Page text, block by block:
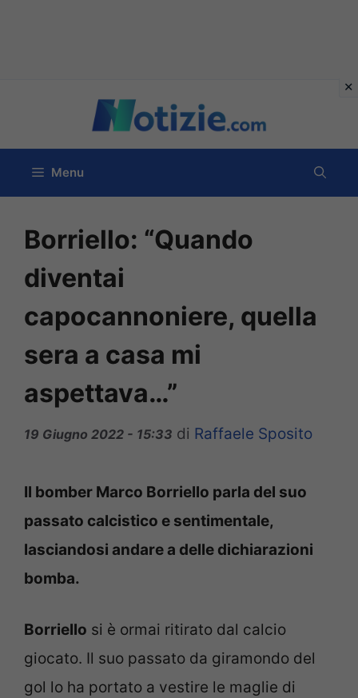
contenuto
Menu
Borriello: “Quando
diventai
capocannoniere, quella
sera a casa mi
aspettava…”
19 Giugno 2022 - 15:33 di Raffaele Sposito
Il bomber Marco Borriello parla del suo
passato calcistico e sentimentale,
lasciandosi andare a delle dichiarazioni
bomba.
Borriello si è ormai ritirato dal calcio
giocato. Il suo passato da giramondo del
gol lo ha portato a vestire le maglie di